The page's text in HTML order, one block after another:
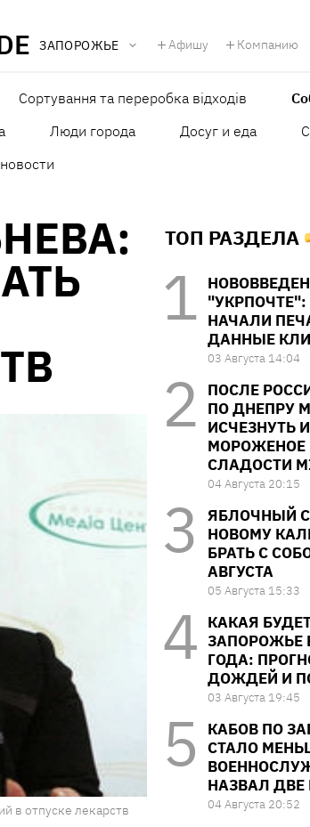
ЗАПОРОЖЬЕ Афишу Компанию
Сортування та переробка відходів
Люди города Досуг и еда
в отпуске лекарств
ТОП РАЗДЕЛА
НАЧАЛИ
ДАННЫЕ
03 Августа 14:04
ПОСЛЕ
ПО ДНЕПРУ
ИСЧЕЗНУТЬ
МОРОЖЕНОЕ
СЛАДОСТИ
04 Августа 20:15
ЯБЛОЧНЫЙ
НОВОМУ
БРАТЬ С
АВГУСТА
05 Августа 15:33
КАКАЯ
ЗАПОРОЖЬЕ
ГОДА:
ДОЖДЕЙ И
03 Августа 19:45
КАБОВ ПО
СТАЛО
НАЗВАЛ
04 Августа 20:52